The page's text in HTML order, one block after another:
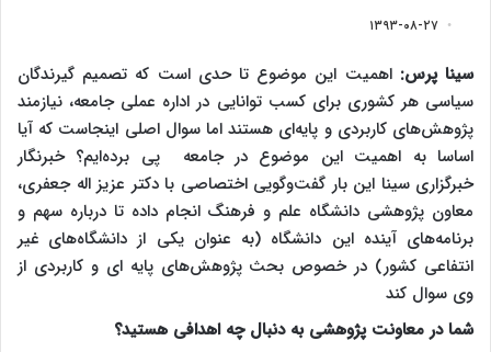
۱۳۹۳-۰۸-۲۷
سینا پرس:اهمیت این موضوع تا حدی است که تصمیم گیرندگان
سیاسی هر کشوری برای کسب توانایی در اداره عملی جامعه، نیازمند
پژوهش‌های کاربردی و پایه‌ای هستند اما سوال اصلی اینجاست که آیا
اساسا به اهمیت این موضوع در جامعه پی برده‌‎ایم؟ خبرنگار
خبرگزاری سینا این بار گفت‌و‌گویی اختصاصی با دکتر عزیز اله جعفری،
معاون پژوهشی دانشگاه علم و فرهنگ انجام داده تا درباره سهم و
برنامه‌های آینده این دانشگاه (به عنوان یکی از دانشگاه‌های غیر
انتفاعی کشور) در خصوص بحث پژوهش‌های پایه ای و کاربردی از
وی سوال کند
شما در معاونت پژوهشی به دنبال چه اهدافی هستید؟